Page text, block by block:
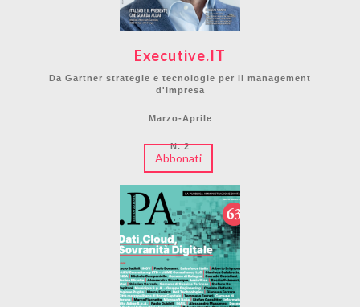
Executive.IT
Da Gartner strategie e tecnologie per il management
d'impresa
Marzo-Aprile
N. 2
Abbonati